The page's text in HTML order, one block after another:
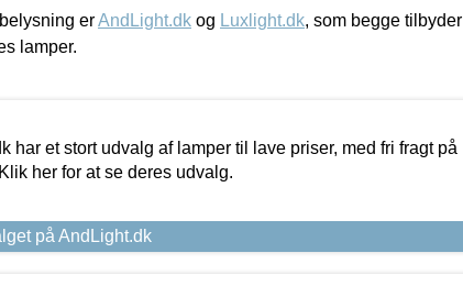
erAndLight.dk og Luxlight.dk, som begge tilbyder
lamper.
har et stort udvalg af lamper til lave priser, med fri fragt på
her for at se deres udvalg.
på AndLight.dk